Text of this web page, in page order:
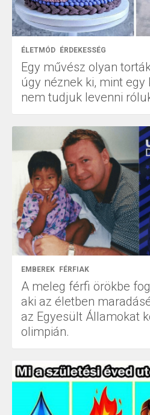
ÉLETMÓD ÉRDEKESSÉG
Egy művész olyan
úgy néznek ki, mint egy
nem tudjuk levenni
EMBEREK FÉRFIAK
A meleg férfi örökbe
aki az életben
az Egyesült Államokat
olimpián.